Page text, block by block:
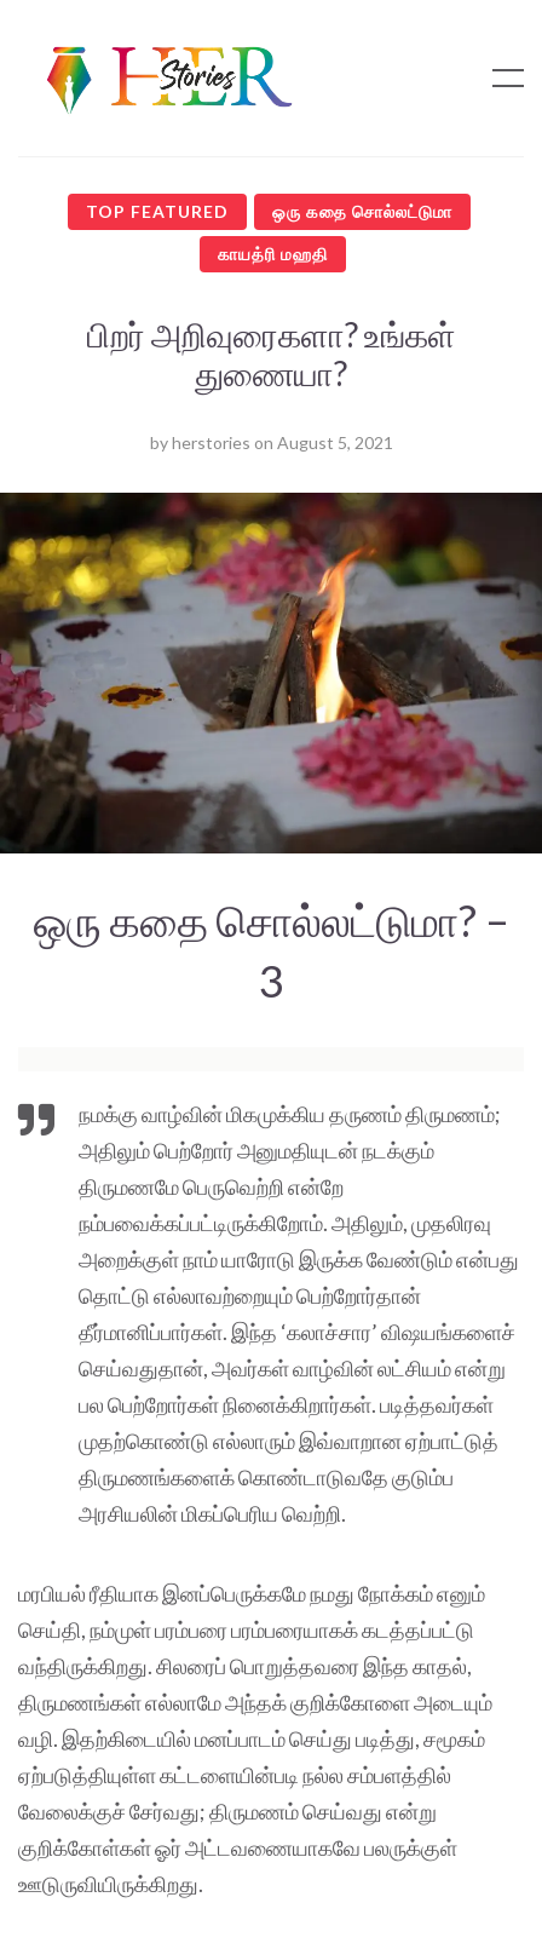
TOP FEATURED ஒரு கதை சொல்லட்டுமா
காயத்ரி மஹதி
பிறர் அறிவுரைகளா? உங்கள்
துணையா?
byherstories on August 5, 2021
ஒரு கதை சொல்லட்டுமா? –
3
நமக்கு வாழ்வின் மிகமுக்கிய தருணம் திருமணம்;
அதிலும் பெற்றோர் அனுமதியுடன் நடக்கும்
திருமணமே பெருவெற்றி என்றே
நம்பவைக்கப்பட்டிருக்கிறோம். அதிலும், முதலிரவு
அறைக்குள் நாம் யாரோடு இருக்க வேண்டும் என்பது
தொட்டு எல்லாவற்றையும் பெற்றோர்தான்
தீர்மானிப்பார்கள். இந்த ‘கலாச்சார’ விஷயங்களைச்
செய்வதுதான், அவர்கள் வாழ்வின் லட்சியம் என்று
பல பெற்றோர்கள் நினைக்கிறார்கள். படித்தவர்கள்
முதற்கொண்டு எல்லாரும் இவ்வாறான ஏற்பாட்டுத்
திருமணங்களைக் கொண்டாடுவதே குடும்ப
அரசியலின் மிகப்பெரிய வெற்றி.
மரபியல் ரீதியாக இனப்பெருக்கமே நமது நோக்கம் எனும்
செய்தி, நம்முள் பரம்பரை பரம்பரையாகக் கடத்தப்பட்டு
வந்திருக்கிறது. சிலரைப் பொறுத்தவரை இந்த காதல்,
திருமணங்கள் எல்லாமே அந்தக் குறிக்கோளை அடையும்
வழி. இதற்கிடையில் மனப்பாடம் செய்து படித்து, சமூகம்
ஏற்படுத்தியுள்ள கட்டளையின்படி நல்ல சம்பளத்தில்
வேலைக்குச் சேர்வது; திருமணம் செய்வது என்று
குறிக்கோள்கள் ஓர் அட்டவணையாகவே பலருக்குள்
ஊடுருவியிருக்கிறது.